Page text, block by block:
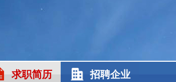
求职简历 招聘企业